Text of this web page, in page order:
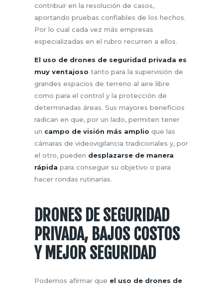
contribuir en la resolución de casos,
aportando pruebas confiables de los hechos.
Por lo cual cada vez más empresas
especializadas en el rubro recurren a ellos.
El uso de drones de seguridad privada es
muy ventajoso tanto para la supervisión de
grandes espacios de terreno al aire libre
como para el control y la protección de
determinadas áreas. Sus mayores beneficios
radican en que, por un lado, permiten tener
un campo de visión más amplio que las
cámaras de videovigilancia tradicionales y, por
el otro, pueden desplazarse de manera
rápida para conseguir su objetivo o para
hacer rondas rutinarias.
DRONES DE SEGURIDAD
PRIVADA, BAJOS COSTOS
Y MEJOR SEGURIDAD
Podemos afirmar que el uso de drones de